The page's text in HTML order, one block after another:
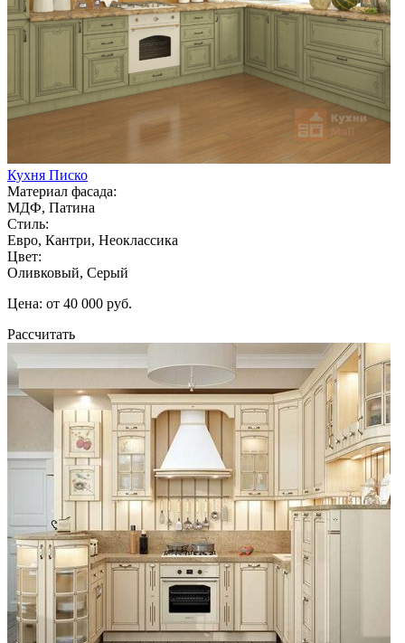
Кухня Писко
Материал фасада:
МДФ, Патина
Стиль:
Евро, Кантри, Неоклассика
Цвет:
Оливковый, Серый
Цена: от 40 000 руб.
Рассчитать